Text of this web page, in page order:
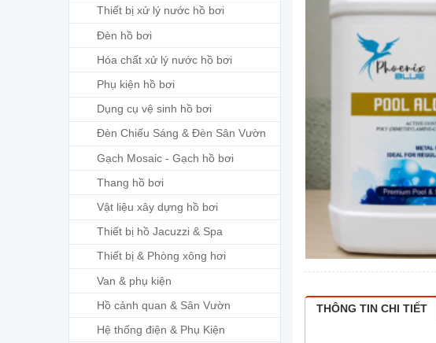
Thiết bị xử lý nước hồ bơi
Đèn hồ bơi
Hóa chất xử lý nước hồ bơi
Phụ kiện hồ bơi
Dụng cụ vệ sinh hồ bơi
Đèn Chiếu Sáng & Đèn Sân Vườn
Gạch Mosaic - Gạch hồ bơi
Thang hồ bơi
Vật liệu xây dựng hồ bơi
Thiết bị hồ Jacuzzi & Spa
Thiết bị & Phòng xông hơi
Van & phụ kiện
Hồ cảnh quan & Sân Vườn
Hệ thống điện & Phụ Kiện
THÔNG TIN CHI TIẾT